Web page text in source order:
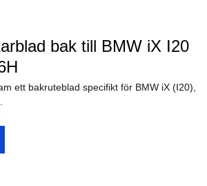
bak till BMW iX I20
ett bakruteblad specifikt för BMW iX (I20),